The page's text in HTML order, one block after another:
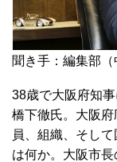
聞き手：編集部
38歳で大阪府知
橋下徹氏。大阪
員、組織、そし
は何か。大阪市